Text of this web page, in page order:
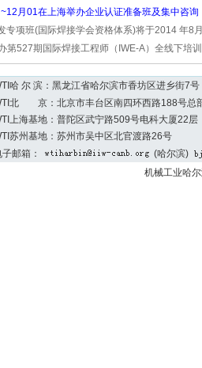
月01在上海举办企业认证准备班及集中咨询
专项班(国际焊接学会资格体系)将于2014 年8
第527期国际焊接工程师（IWE-A）全线下培
哈 尔 滨：黑龙江省哈尔滨市香坊区进乡街
北 京：北京市丰台区南四环西路188号总
上海基地：普陀区武宁路509号电科大厦22层
苏州基地：苏州市吴中区北官渡路26号
子邮箱：
(哈尔滨)
机械工业哈